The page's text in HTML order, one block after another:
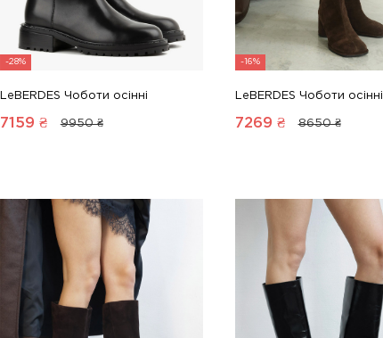
-28%
LeBERDES Чоботи осінні
7159 ₴ 9950 ₴
-16%
LeBERDES Чоботи осінні
7269 ₴ 8650 ₴